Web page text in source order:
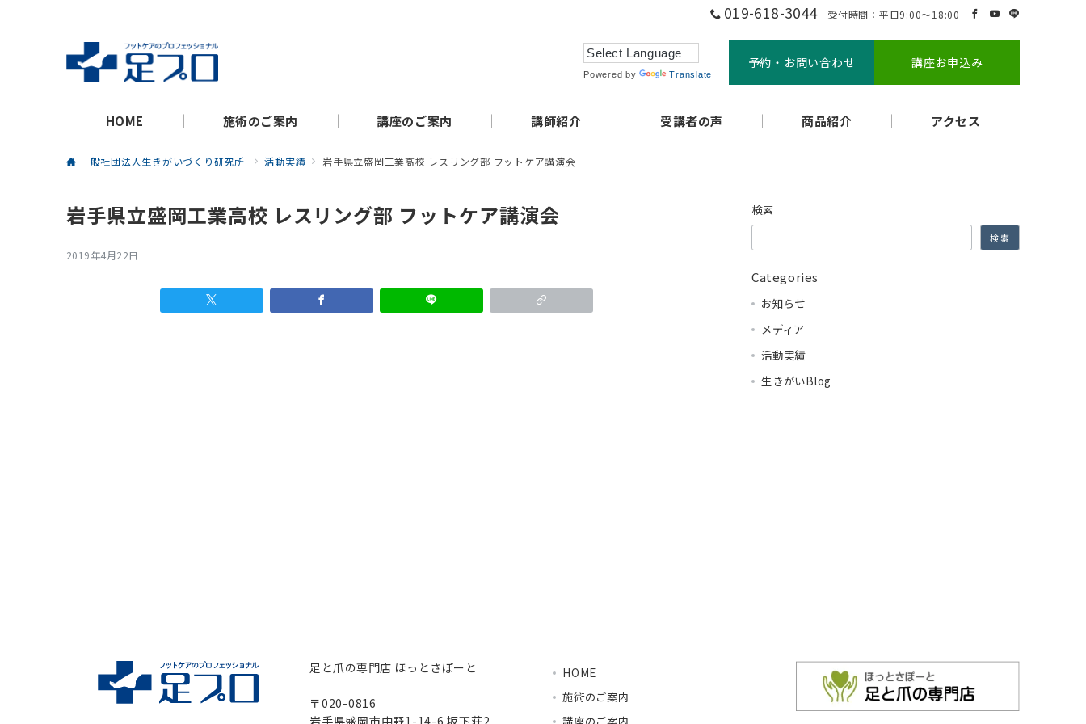
019-618-3044 受付時間：平日9:00～18:00
Powered by Translate
予約・お問い合わせ 講座お申込み
HOME 施術のご案内 講座のご案内 講師紹介 受講者の声 商品紹介 アクセス
一般社団法人生きがいづくり研究所 活動実績 岩手県立盛岡工業高校 レスリング部 フットケア講演会
岩手県立盛岡工業高校 レスリング部 フットケア講演会
2019年4月22日
検索
検索
Categories
お知らせ
メディア
活動実績
生きがいBlog
足と爪の専門店 ほっとさぽーと
〒020-0816
岩手県盛岡市中野1-14-6 坂下荘2
HOME
施術のご案内